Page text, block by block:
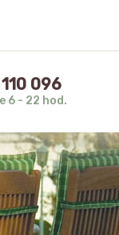
096
6 - 22 hod.